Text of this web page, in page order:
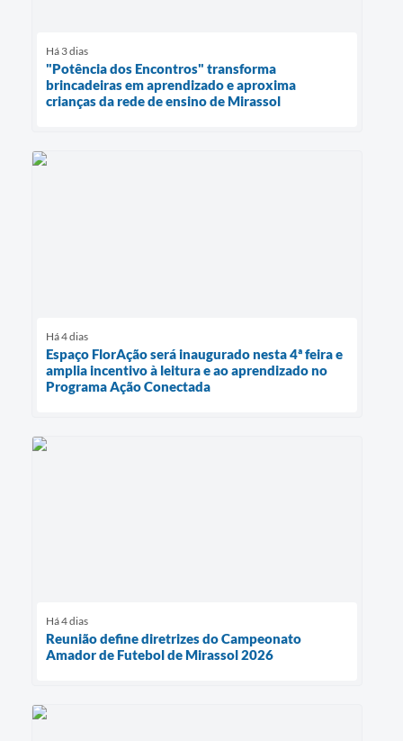
Há 3 dias
"Potência dos Encontros" transforma
brincadeiras em aprendizado e aproxima
crianças da rede de ensino de Mirassol
Há 4 dias
Espaço FlorAção será inaugurado nesta 4ª feira e
amplia incentivo à leitura e ao aprendizado no
Programa Ação Conectada
Há 4 dias
Reunião define diretrizes do Campeonato
Amador de Futebol de Mirassol 2026